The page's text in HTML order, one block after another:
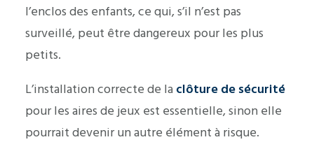
l’enclos des enfants, ce qui, s’il n’est pas
surveillé, peut être dangereux pour les plus
petits.
L’installation correcte de la clôture de sécurité
pour les aires de jeux est essentielle, sinon elle
pourrait devenir un autre élément à risque.